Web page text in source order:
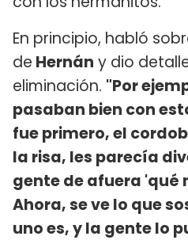
En principio, habló
de Hernán y dio
eliminación. "Por
pasaban bien con
fue primero, el
la risa, les parecía
gente de afuera 'qué
Ahora, se ve lo que
uno es, y la gente lo